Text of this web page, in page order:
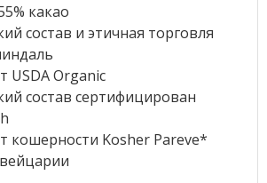
какао
состав и этичная торговля
USDA Organic
состав сертифицирован
кошерности Kosher Pareve*